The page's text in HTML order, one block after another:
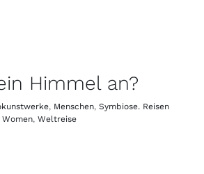
Himmel an?
, Menschen, Symbiose. Reisen
, Weltreise